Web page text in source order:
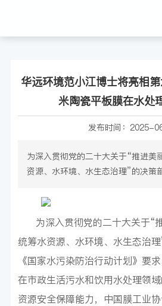
华远环境范小江博士将亮相
米陶瓷平板膜在水处
发布时间： 2025-
为深入贯彻党的二十大关于“推进美
资源、水环境、水生态治理”的决策
污水和饮用水处理领域的创新应用
能力，中国膜工业协会定于2025年
组织召开“第六届全国膜法市政水
为深入贯彻党的二十大关于“
统筹水资源、水环境、水生态治
《国家水污染防治行动计划》要
在市政生活污水和饮用水处理领
资源安全保障能力，中国膜工业